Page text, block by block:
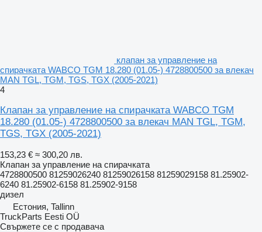
клапан за управление на
спирачката WABCO TGM 18.280 (01.05-) 4728800500 за влекач
MAN TGL, TGM, TGS, TGX (2005-2021)
4
Клапан за управление на спирачката WABCO TGM
18.280 (01.05-) 4728800500 за влекач MAN TGL, TGM,
TGS, TGX (2005-2021)
153,23 € ≈ 300,20 лв.
Клапан за управление на спирачката
4728800500 81259026240 81259026158 81259029158 81.25902-
6240 81.25902-6158 81.25902-9158
дизел
Естония, Tallinn
TruckParts Eesti OÜ
Свържете се с продавача